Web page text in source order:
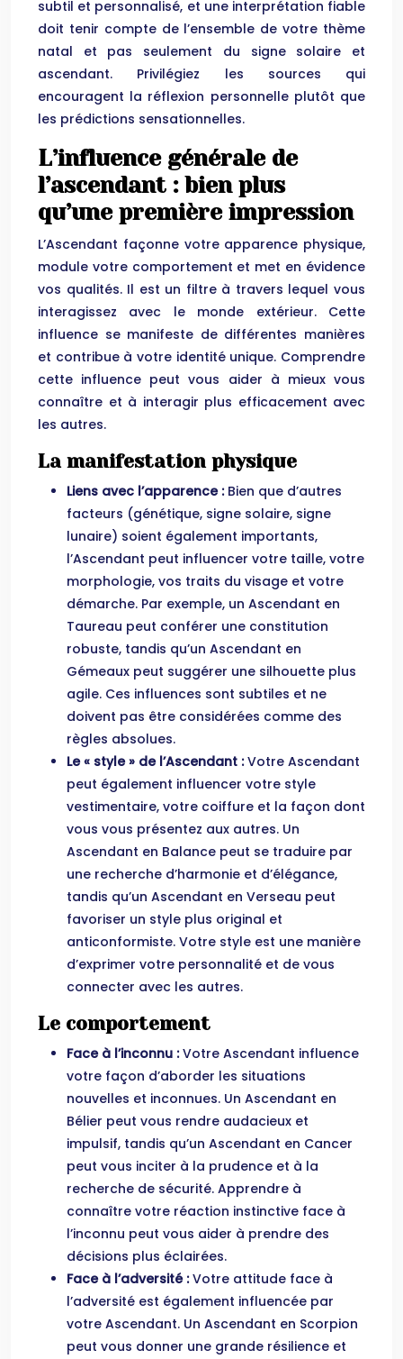
subtil et personnalisé, et une interprétation fiable
doit tenir compte de l’ensemble de votre thème
natal et pas seulement du signe solaire et
ascendant. Privilégiez les sources qui
encouragent la réflexion personnelle plutôt que
les prédictions sensationnelles.
L’influence générale de
l’ascendant : bien plus
qu’une première impression
L’Ascendant façonne votre apparence physique,
module votre comportement et met en évidence
vos qualités. Il est un filtre à travers lequel vous
interagissez avec le monde extérieur. Cette
influence se manifeste de différentes manières
et contribue à votre identité unique. Comprendre
cette influence peut vous aider à mieux vous
connaître et à interagir plus efficacement avec
les autres.
La manifestation physique
Liens avec l’apparence : Bien que d’autres
facteurs (génétique, signe solaire, signe
lunaire) soient également importants,
l’Ascendant peut influencer votre taille, votre
morphologie, vos traits du visage et votre
démarche. Par exemple, un Ascendant en
Taureau peut conférer une constitution
robuste, tandis qu’un Ascendant en
Gémeaux peut suggérer une silhouette plus
agile. Ces influences sont subtiles et ne
doivent pas être considérées comme des
règles absolues.
Le « style » de l’Ascendant :Votre Ascendant
peut également influencer votre style
vestimentaire, votre coiffure et la façon dont
vous vous présentez aux autres. Un
Ascendant en Balance peut se traduire par
une recherche d’harmonie et d’élégance,
tandis qu’un Ascendant en Verseau peut
favoriser un style plus original et
anticonformiste. Votre style est une manière
d’exprimer votre personnalité et de vous
connecter avec les autres.
Le comportement
Face à l’inconnu :Votre Ascendant influence
votre façon d’aborder les situations
nouvelles et inconnues. Un Ascendant en
Bélier peut vous rendre audacieux et
impulsif, tandis qu’un Ascendant en Cancer
peut vous inciter à la prudence et à la
recherche de sécurité. Apprendre à
connaître votre réaction instinctive face à
l’inconnu peut vous aider à prendre des
décisions plus éclairées.
Face à l’adversité :Votre attitude face à
l’adversité est également influencée par
votre Ascendant. Un Ascendant en Scorpion
peut vous donner une grande résilience et